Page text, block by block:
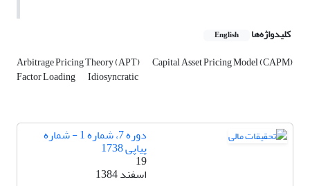
کلیدواژه‌ها English
Arbitrage Pricing Theory (APT) Capital Asset Pricing Model (CAPM)
Factor Loading Idiosyncratic
دوره 7، شماره 1 - شماره
پیاپی 1738
19
اسفند 1384